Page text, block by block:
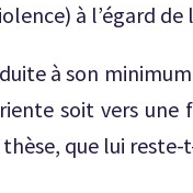
à l’égard de
à son
soit vers une
que lui reste-